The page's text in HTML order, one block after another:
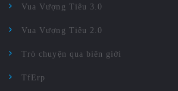
Vua Vượng Tiêu 3.0
Vua Vượng Tiêu 2.0
Trò chuyện qua biên giới
TfErp